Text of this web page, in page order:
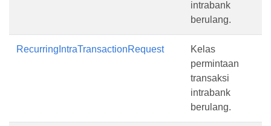
intrabank
berulang.
RecurringIntraTransactionRequest
Kelas
permintaan
transaksi
intrabank
berulang.